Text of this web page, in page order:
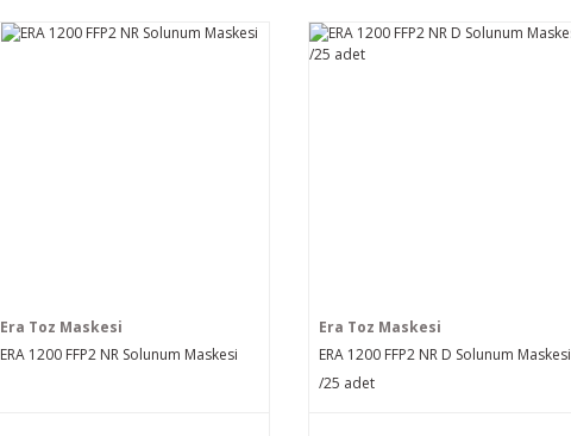
Era Toz Maskesi
ERA 1200 FFP2 NR Solunum Maskesi
Era Toz Maskesi
ERA 1200 FFP2 NR D Solunum Maskesi
/25 adet